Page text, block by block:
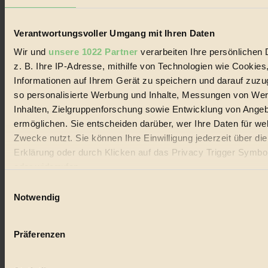
Verantwortungsvoller Umgang mit Ihren Daten
Wir und unsere 1022 Partner verarbeiten Ihre persönlichen
z. B. Ihre IP-Adresse, mithilfe von Technologien wie
Informationen auf Ihrem Gerät zu speichern und darauf
so personalisierte Werbung und Inhalte, Messungen von
Inhalten, Zielgruppenforschung sowie Entwicklung von
ermöglichen. Sie entscheiden darüber, wer Ihre Daten für
Zwecke nutzt. Sie können Ihre Einwilligung jederzeit über
Erklärung oder durch Klicken auf das Privacy Trigger
Wenn Sie es erlauben, würden wir auch gerne:
Ihr Gerät durch aktives Scannen nach bestimmten
Notwendig
Präferenzen
GROSSER WIRBEL um Versuche, den Ozean und
seine Bewegungen festzuhalten.
Außerdem im Heft
RISKANT: Wenn Meeres- und Wildvögel im
GEMEINER: